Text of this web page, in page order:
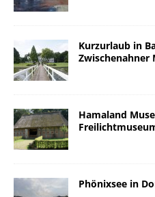
Kurzurlaub in
Zwischenahner
Hamaland
Phönixsee in